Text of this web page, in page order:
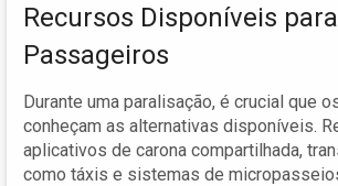
Recursos Disponíveis para
Passageiros
Durante uma paralisação, é crucial que
conheçam as alternativas disponíveis.
aplicativos de carona compartilhada,
como táxis e sistemas de